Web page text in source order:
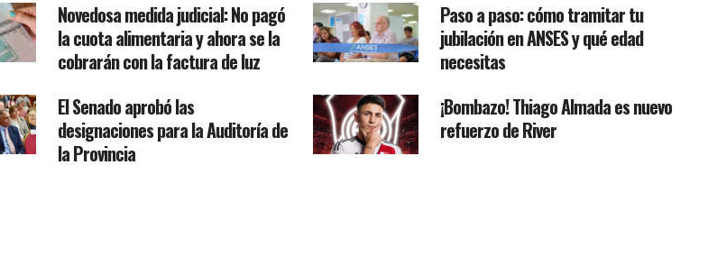
Novedosa medida judicial: No pagó
la cuota alimentaria y ahora se la
cobrarán con la factura de luz
Paso a paso: cómo tramitar tu
jubilación en ANSES y qué edad
necesitas
El Senado aprobó las
designaciones para la Auditoría de
la Provincia
¡Bombazo! Thiago Almada es nuevo
refuerzo de River